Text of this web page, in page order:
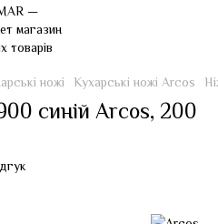
ножі Кухарські ножі Arcos
синій Arcos, 200